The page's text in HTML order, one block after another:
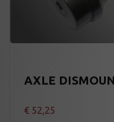
AXLE
€ 52,25